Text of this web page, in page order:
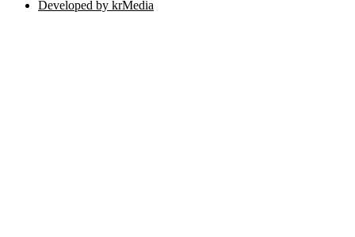
Developed by krMedia